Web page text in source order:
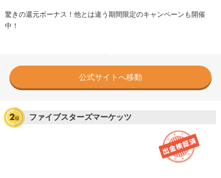
驚きの還元ボーナス！他とは違う期間限定のキャンペーンも開催
中！
公式サイトへ移動
ファイブスターズマーケッツ